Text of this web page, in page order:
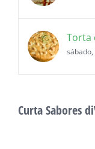
Torta
Curta Sabores